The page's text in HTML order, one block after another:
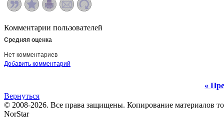
Комментарии пользователей
Средняя оценка
Нет комментариев
Добавить комментарий
«
Вернуться
© 2008-2026. Все права защищены. Копирование материалов
NorStar